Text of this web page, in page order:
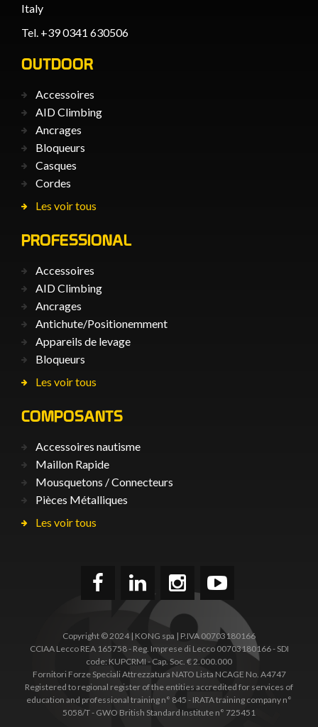
Italy
Tel. +39 0341 630506
OUTDOOR
Accessoires
AID Climbing
Ancrages
Bloqueurs
Casques
Cordes
Les voir tous
PROFESSIONAL
Accessoires
AID Climbing
Ancrages
Antichute/Positionemment
Appareils de levage
Bloqueurs
Les voir tous
COMPOSANTS
Accessoires nautisme
Maillon Rapide
Mousquetons / Connecteurs
Pièces Métalliques
Les voir tous
Copyright © 2024 | KONG spa | P.IVA 00703180166
CCIAA Lecco REA 165758 - Reg. Imprese di Lecco 00703180166 - SDI
code: KUPCRMI - Cap. Soc. € 2.000.000
Fornitori Forze Speciali Attrezzatura NATO Lista NCAGE No. A4747
Registered to regional register of the entities accredited for services of
education and professional training n° 845 - IRATA training company n°
5058/T - GWO British Standard Institute n° 725451